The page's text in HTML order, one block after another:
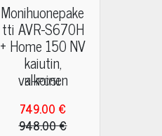
Monihuonepake
tti AVR-S670H
+ Home 150 NV
kaiutin,
valkoinen
KHP051
749.00 €
948.00 €